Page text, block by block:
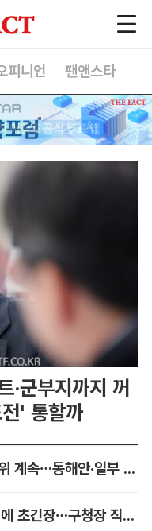
피니언 팬앤스타
·군부지까지 꺼
' 통할까
[오늘의 날씨] 전국 낮 35도 무더위 계속…동해안·일부 지역 비
쪽방촌·1인가구 밀집 자치구 폭염에 초긴장…구청장 직접 챙긴다